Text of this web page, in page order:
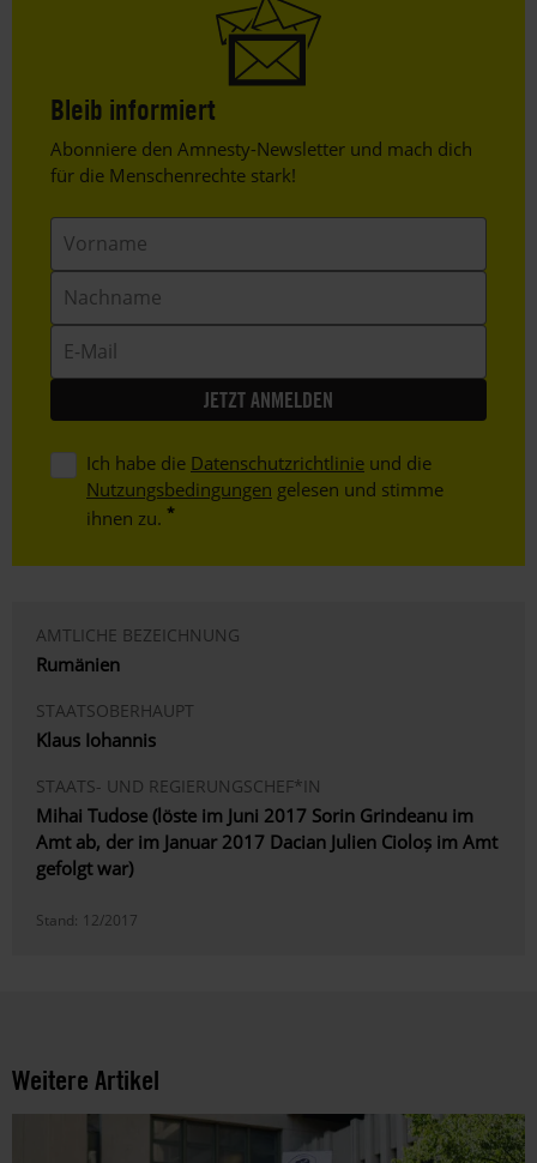
Bleib informiert
Header
Text
Abonniere den Amnesty-Newsletter und mach dich
für die Menschenrechte stark!
Mail
Ich habe die Datenschutzrichtlinie und die
Nutzungsbedingungen gelesen und stimme
ihnen zu.
AMTLICHE BEZEICHNUNG
Rumänien
STAATSOBERHAUPT
Klaus Iohannis
STAATS- UND REGIERUNGSCHEF*IN
Mihai Tudose (löste im Juni 2017 Sorin Grindeanu im
Amt ab, der im Januar 2017 Dacian Julien Cioloș im Amt
gefolgt war)
Stand: 12/2017
Weitere Artikel